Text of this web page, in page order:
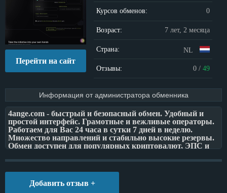
Перейти на сайт
Курсов обменов: 0
Возраст: 7 лет, 2 месяца
Страна: NL
Отзывы: 0/ 49
Информация от администратора обменника
4ange.com - быстрый и безопасный обмен. Удобный и
простой интерфейс. Грамотные и вежливые операторы.
Работаем для Вас 24 часа в сутки 7 дней в неделю.
Множество направлений и стабильно высокие резервы.
Обмен доступен для популярных криптовалют, ЭПС и
Действует 2-ух уровневая партнерская программа.
Добавить отзыв +